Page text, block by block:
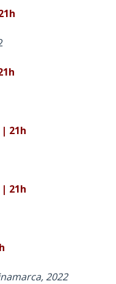
21h
21h
2022